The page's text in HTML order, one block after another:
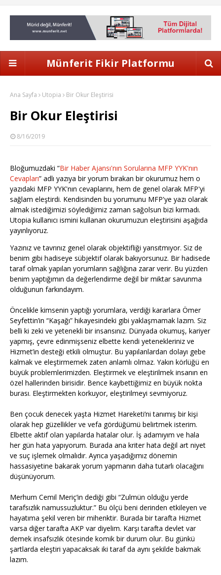
Münferit Fikir Platformu
Ana Sayfa Utopia Bir Okur Eleştirisi
Bir Okur Eleştirisi
8/16/2019
Bloğumuzdaki “Bir Haber Ajansı'nın Sorularına MFP YYK'nın
Cevapları” adlı yazıya bir yorum bırakan bir okurumuz hem o
yazıdaki MFP YYK'nın cevaplarını, hem de genel olarak MFP'yi
sağlam eleştirdi. Kendisinden bu yorumunu MFP'ye yazı olarak
almak istediğimizi söylediğimiz zaman sağolsun bizi kırmadı.
Utopia kullanıcı ismini kullanan okurumuzun eleştirisini aşağıda
yayınlıyoruz.
Yazınız ve tavrınız genel olarak objektifliği yansıtmıyor. Siz de
benim gibi hadiseye sübjektif olarak bakıyorsunuz. Bir hadisede
taraf olmak yapılan yorumların sağlığına zarar verir. Bu yüzden
benim yaptığımın da değerlendirme değil bir miktar savunma
olduğunun farkındayım.
Öncelikle kimsenin yaptığı yorumlara, verdiği kararlara Ömer
Seyfettin’in “Kaşağı” hikayesindeki gibi yaklaşmamak lazım. Siz
belli ki zeki ve yetenekli bir insansınız. Dünyada okumuş, kariyer
yapmış, çevre edinmişseniz elbette kendi yetenekleriniz ve
Hizmet’in desteği etkili olmuştur. Bu yapılanlardan dolayı gebe
kalmak ve eleştirmemek zaten anlamlı olmaz. Yakın körlüğü en
büyük problemlerimizden. Eleştirmek ve eleştirilmek insanın en
özel hallerinden birisidir. Bence kaybettiğimiz en büyük nokta
burası. Eleştirmekten korkuyor, eleştirilmeyi sevmiyoruz.
Ben çocuk denecek yaşta Hizmet Hareketi’ni tanımış bir kişi
olarak hep güzellikler ve vefa gördüğümü belirtmek isterim.
Elbette aktif olan yapılarda hatalar olur. İş adamıyım ve hala
her gün hata yapıyorum. Burada ana kriter hata değil art niyet
ve suç işlemek olmalıdır. Ayrıca yaşadığımız dönemin
hassasiyetine bakarak yorum yapmanın daha tutarlı olacağını
düşünüyorum.
Merhum Cemil Meriç’in dediği gibi “Zulmün olduğu yerde
tarafsızlık namussuzluktur.” Bu ölçü beni derinden etkileyen ve
hayatıma şekil veren bir mihenktir. Burada bir tarafta Hizmet
varsa diğer tarafta AKP var diyelim. Karşı tarafta devlet var
demek insafsızlık ötesinde komik bir durum olur. Bu günkü
şartlarda eleştiri yapacaksak iki taraf da aynı şekilde bakmak
lazım.